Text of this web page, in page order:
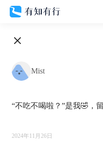
Mist
“不吃不喝啦？”是我🤣，
2024年11月26日